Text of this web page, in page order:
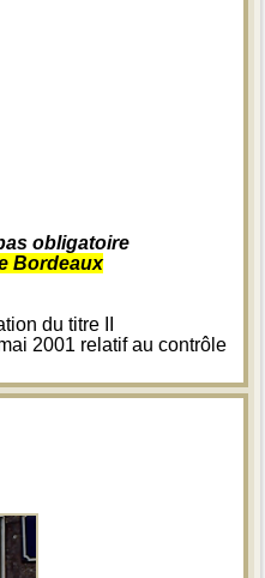
obligatoire
Bordeaux
du titre II
2001 relatif au contrôle